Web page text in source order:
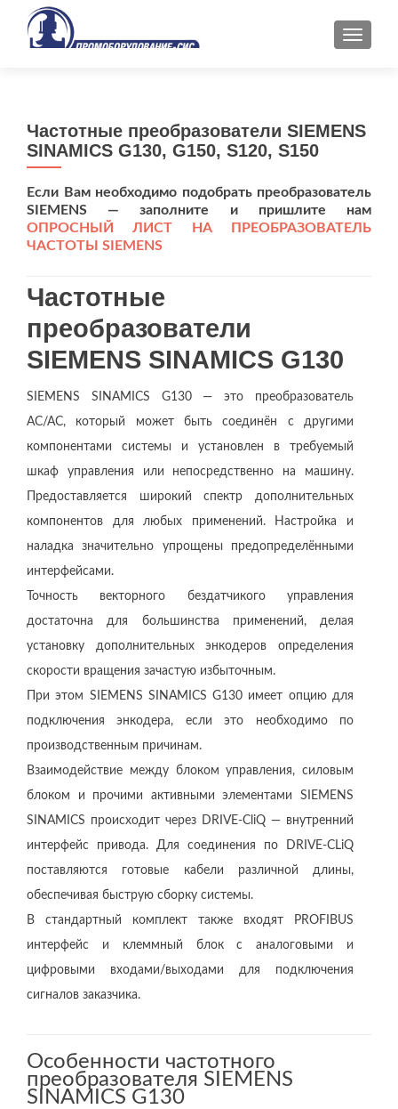
Частотные преобразователи SIEMENS
SINAMICS G130, G150, S120, S150
Если Вам необходимо подобрать преобразователь
SIEMENS — заполните и пришлите нам
ОПРОСНЫЙ ЛИСТ НА ПРЕОБРАЗОВАТЕЛЬ
ЧАСТОТЫ SIEMENS
Частотные
преобразователи
SIEMENS SINAMICS G130
SIEMENS SINAMICS G130 — это преобразователь
AC/AC, который может быть соединён с другими
компонентами системы и установлен в требуемый
шкаф управления или непосредственно на машину.
Предоставляется широкий спектр дополнительных
компонентов для любых применений. Настройка и
наладка значительно упрощены предопределёнными
интерфейсами.
Точность векторного бездатчикого управления
достаточна для большинства применений, делая
установку дополнительных энкодеров определения
скорости вращения зачастую избыточным.
При этом SIEMENS SINAMICS G130 имеет опцию для
подключения энкодера, если это необходимо по
производственным причинам.
Взаимодействие между блоком управления, силовым
блоком и прочими активными элементами SIEMENS
SINAMICS происходит через DRIVE-CliQ — внутренний
интерфейс привода. Для соединения по DRIVE-CLiQ
поставляются готовые кабели различной длины,
обеспечивая быструю сборку системы.
В стандартный комплект также входят PROFIBUS
интерфейс и клеммный блок с аналоговыми и
цифровыми входами/выходами для подключения
сигналов заказчика.
Особенности частотного
преобразователя SIEMENS
SINAMICS G130